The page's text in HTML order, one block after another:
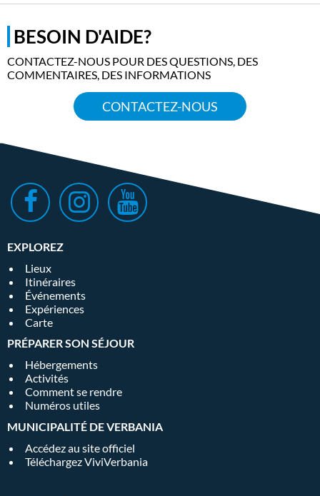
BESOIN D'AIDE?
CONTACTEZ-NOUS POUR DES QUESTIONS, DES
COMMENTAIRES, DES INFORMATIONS
CONTACTEZ-NOUS
EXPLOREZ
Lieux
Itinéraires
Événements
Expériences
Carte
PRÉPARER SON SÉJOUR
Hébergements
Activités
Comment se rendre
Numéros utiles
MUNICIPALITÉ DE VERBANIA
Accédez au site officiel
Téléchargez ViviVerbania